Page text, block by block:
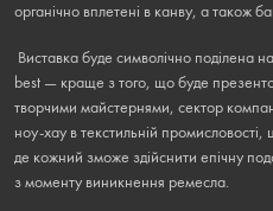
органічно вплетені в канву, а також
Виставка буде символічно поділена
best — краще з того, що буде
творчими майстернями, сектор
ноу-хау в текстильній
де кожний зможе здійснити епічну
з моменту виникнення ремесла.